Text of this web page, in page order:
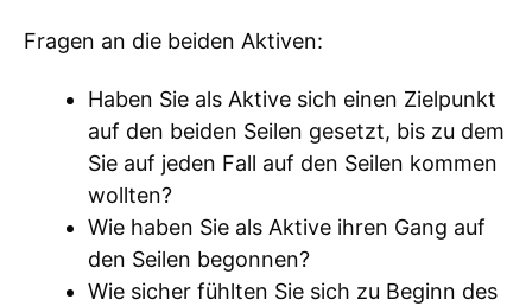
Fragen an die beiden Aktiven:
Haben Sie als Aktive sich einen Zielpunkt
auf den beiden Seilen gesetzt, bis zu dem
Sie auf jeden Fall auf den Seilen kommen
wollten?
Wie haben Sie als Aktive ihren Gang auf
den Seilen begonnen?
Wie sicher fühlten Sie sich zu Beginn des